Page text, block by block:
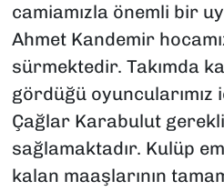
camiamızla önemli bir
Ahmet Kandemir
sürmektedir. Takımda
gördüğü oyuncularımız
Çağlar Karabulut
sağlamaktadır. Kulüp
kalan maaşlarının